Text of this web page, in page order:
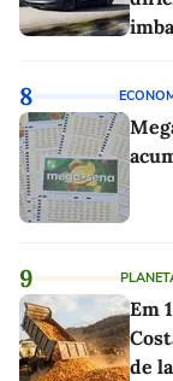
8
9
Em
de